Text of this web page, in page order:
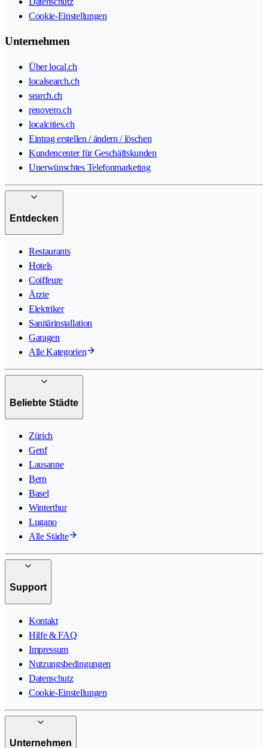
Cookie-Einstellungen
Unternehmen
Über local.ch
localsearch.ch
search.ch
renovero.ch
localcities.ch
Eintrag erstellen / ändern / löschen
Kundencenter für Geschäftskunden
Unerwünschtes Telefonmarketing
Entdecken
Restaurants
Hotels
Coiffeure
Ärzte
Elektriker
Sanitärinstallation
Garagen
Alle Kategorien
Beliebte Städte
Zürich
Genf
Lausanne
Bern
Basel
Winterthur
Lugano
Alle Städte
Support
Kontakt
Hilfe & FAQ
Impressum
Nutzungsbedingungen
Datenschutz
Cookie-Einstellungen
Unternehmen